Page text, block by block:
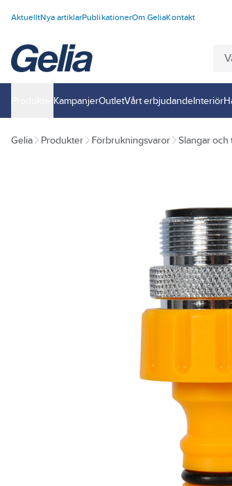
AktuelltNya artiklarPublikationerOm GeliaKontakt
KampanjerOutletVårt erbjudandeInteriör
Gelia Produkter Förbrukningsvaror Slangar och